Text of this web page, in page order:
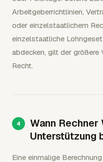
Arbeitgeberrichtlinien,
oder einzelstaatlichem
einzelstaatliche
abdecken, gilt der
Recht.
Wann
Unterstützung
Eine einmalige